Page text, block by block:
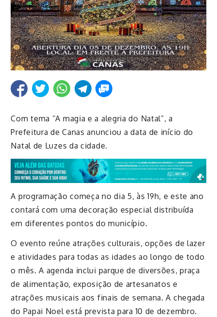
Com tema “A magia e a alegria do Natal”, a
Prefeitura de Canas anunciou a data de início do
Natal de Luzes da cidade.
A programação começa no dia 5, às 19h, e este ano
contará com uma decoração especial distribuída
em diferentes pontos do município.
O evento reúne atrações culturais, opções de lazer
e atividades para todas as idades ao longo de todo
o mês. A agenda inclui parque de diversões, praça
de alimentação, exposição de artesanatos e
atrações musicais aos finais de semana. A chegada
do Papai Noel está prevista para 10 de dezembro.